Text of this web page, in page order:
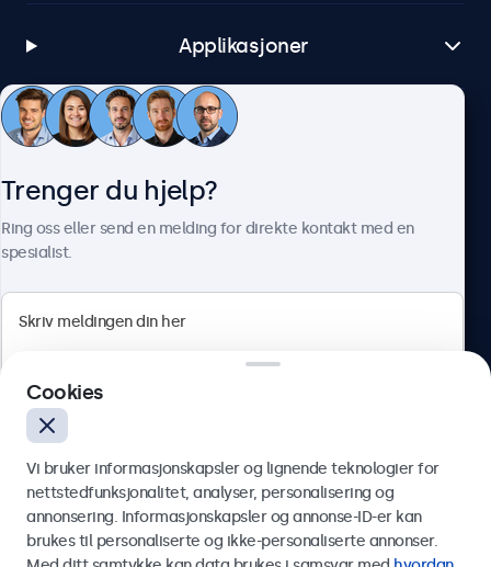
Applikasjoner
Kundeservice
Norsk
Trenger du hjelp?
Ring oss eller send en melding for direkte kontakt med en
spesialist.
Send
Cookies
Vi bruker informasjonskapsler og lignende teknologier for
nettstedfunksjonalitet, analyser, personalisering og
annonsering. Informasjonskapsler og annonse-ID-er kan
brukes til personaliserte og ikke-personaliserte annonser.